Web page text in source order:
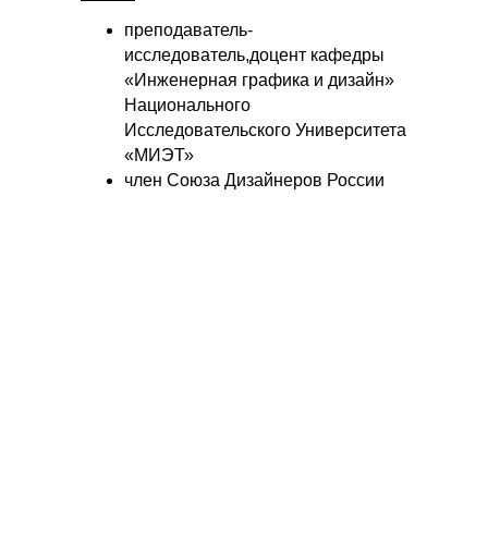
преподаватель-
исследователь,доцент кафедры
«Инженерная графика и дизайн»
Национального
Исследовательского Университета
«МИЭТ»
член Союза Дизайнеров России